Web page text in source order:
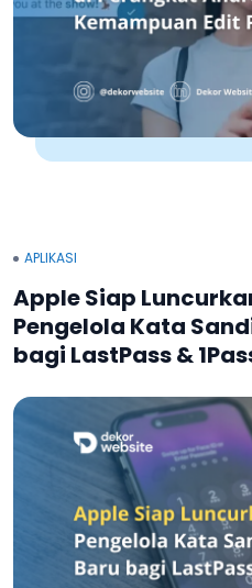
APLIKASI
Apple Siap
Pengelola Kata
bagi LastPass &